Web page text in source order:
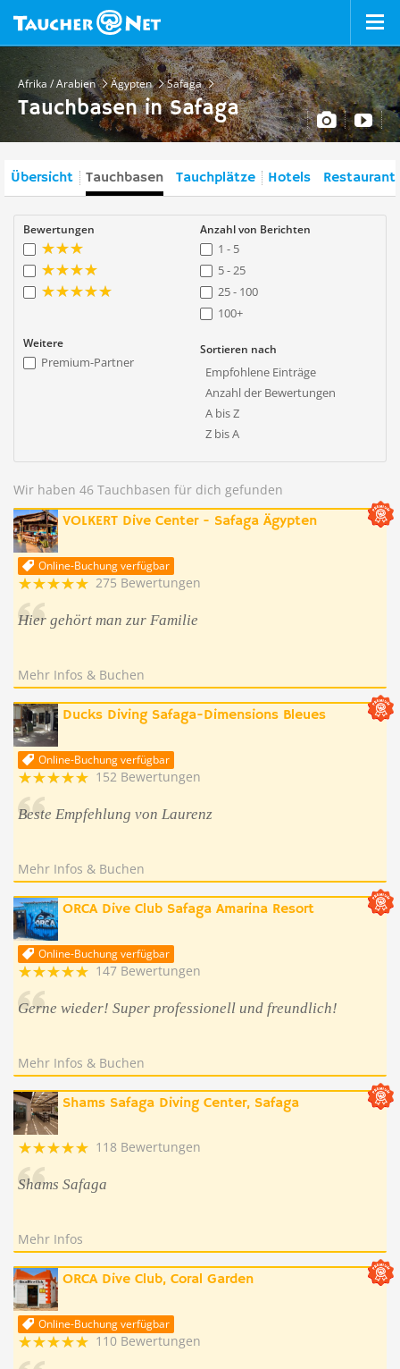
Afrika / Arabien Ägypten Safaga
Tauchbasen in Safaga
Übersicht Tauchbasen Tauchplätze Hotels
Bewertungen Anzahl von Berichten
1 - 5
5 - 25
25 - 100
100+
Weitere
Premium-Partner
Sortieren nach
Empfohlene Einträge
Anzahl der Bewertungen
A bis Z
Z bis A
Wir haben 46 Tauchbasen für dich gefunden
VOLKERT Dive Center - Safaga Ägypten
Online-Buchung verfügbar
275 Bewertungen
Hier gehört man zur Familie
Mehr Infos & Buchen
Ducks Diving Safaga-Dimensions Bleues
Online-Buchung verfügbar
152 Bewertungen
Beste Empfehlung von Laurenz
Mehr Infos & Buchen
ORCA Dive Club Safaga Amarina Resort
Online-Buchung verfügbar
147 Bewertungen
Gerne wieder! Super professionell und freundlich!
Mehr Infos & Buchen
Shams Safaga Diving Center, Safaga
118 Bewertungen
Shams Safaga
Mehr Infos
ORCA Dive Club, Coral Garden
Online-Buchung verfügbar
110 Bewertungen